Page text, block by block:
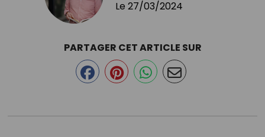
Le 27/03/2024
PARTAGER CET ARTICLE SUR